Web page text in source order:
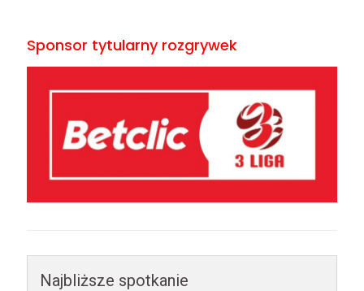
Sponsor tytularny rozgrywek
Najbliższe spotkanie